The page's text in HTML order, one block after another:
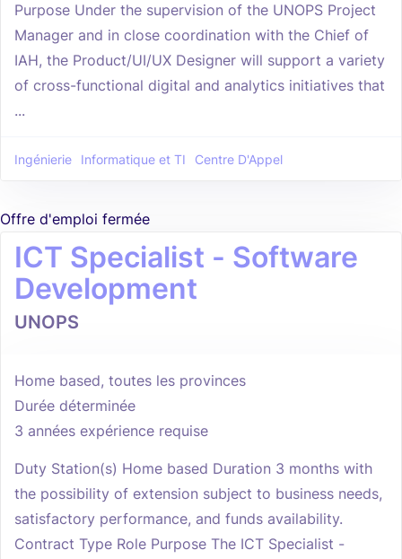
Purpose Under the supervision of the UNOPS Project
Manager and in close coordination with the Chief of
IAH, the Product/UI/UX Designer will support a variety
of cross-functional digital and analytics initiatives that
...
Ingénierie Informatique et TI Centre D'Appel
Offre d'emploi fermée
ICT Specialist - Software
Development
UNOPS
Home based, toutes les provinces
Durée déterminée
3 années expérience requise
Duty Station(s) Home based Duration 3 months with
the possibility of extension subject to business needs,
satisfactory performance, and funds availability.
Contract Type Role Purpose The ICT Specialist -